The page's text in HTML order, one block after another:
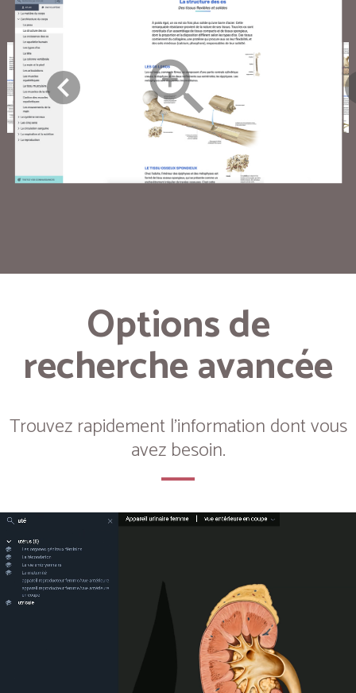
Options de
recherche avancée
Trouvez rapidement l'information dont vous
avez besoin.